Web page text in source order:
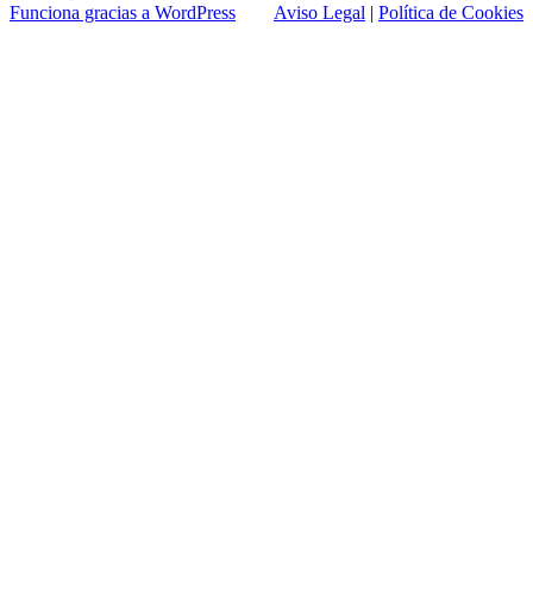
Aviso Legal | Política de Cookies
Funciona gracias a WordPress